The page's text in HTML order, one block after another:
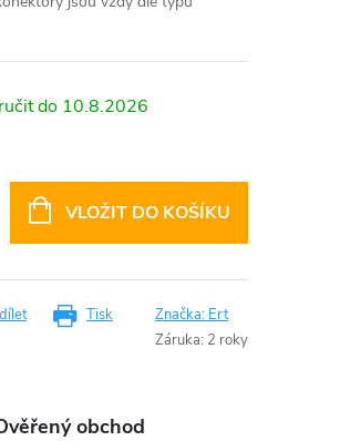
10.8.2026
VLOŽIT DO KOŠÍKU
Tisk Značka: Ert
Záruka: 2 roky
obchod